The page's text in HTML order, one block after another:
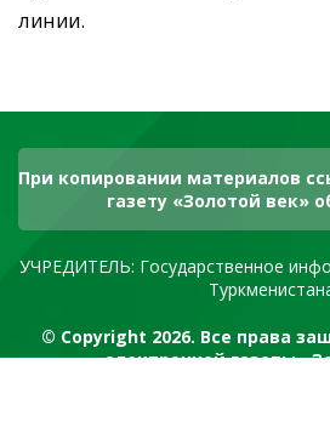
линии.
При копировании материалов
газету «Золотой век»
УЧРЕДИТЕЛЬ: Государственное
© Copyright 2026. Все права
электронной газеты